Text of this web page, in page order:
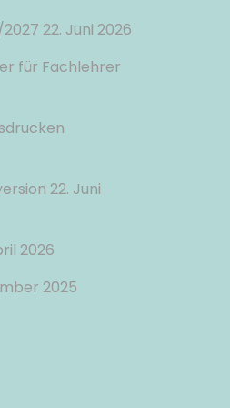
22. Juni 2026
für Fachlehrer
22. Juni
2026
2025